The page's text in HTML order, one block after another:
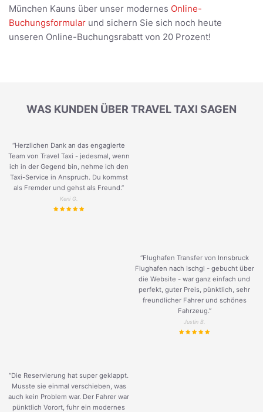
München Kauns über unser modernes Online-
Buchungsformular und sichern Sie sich noch heute
unseren Online-Buchungsrabatt von 20 Prozent!
WAS KUNDEN ÜBER TRAVEL TAXI SAGEN
“Herzlichen Dank an das engagierte
Team von Travel Taxi - jedesmal, wenn
ich in der Gegend bin, nehme ich den
Taxi-Service in Anspruch. Du kommst
als Fremder und gehst als Freund.”
Keni G.
“Flughafen Transfer von Innsbruck
Flughafen nach Ischgl - gebucht über
die Website - war ganz einfach und
perfekt, guter Preis, pünktlich, sehr
freundlicher Fahrer und schönes
Fahrzeug.”
Justin B.
“Die Reservierung hat super geklappt.
Musste sie einmal verschieben, was
auch kein Problem war. Der Fahrer war
pünktlich Vorort, fuhr ein modernes